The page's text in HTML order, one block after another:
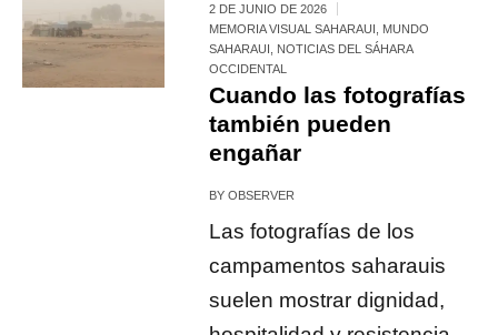
2 DE JUNIO DE 2026
MEMORIA VISUAL SAHARAUI
MUNDO
SAHARAUI
NOTICIAS DEL SÁHARA
OCCIDENTAL
Cuando las fotografías
también pueden
engañar
BYOBSERVER
Las fotografías de los
campamentos saharauis
suelen mostrar dignidad,